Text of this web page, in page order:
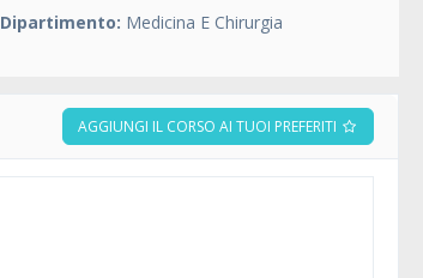
Dipartimento: Medicina E Chirurgia
AGGIUNGI IL CORSO AI TUOI PREFERITI